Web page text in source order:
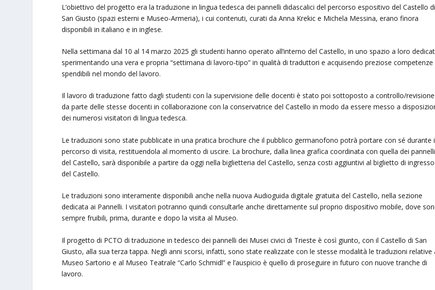
L’obiettivo del progetto era la traduzione in lingua tedesca dei pannelli didascalici del percorso espositivo del Castello
San Giusto (spazi esterni e Museo-Armeria), i cui contenuti, curati da Anna Krekic e Michela Messina, erano finora
disponibili in italiano e in inglese.
Nella settimana dal 10 al 14 marzo 2025 gli studenti hanno operato all’interno del Castello, in uno spazio a loro
sperimentando una vera e propria “settimana di lavoro-tipo” in qualità di traduttori e acquisendo preziose competenze
spendibili nel mondo del lavoro.
Il lavoro di traduzione fatto dagli studenti con la supervisione delle docenti è stato poi sottoposto a controllo/revisione
da parte delle stesse docenti in collaborazione con la conservatrice del Castello in modo da essere messo a
dei numerosi visitatori di lingua tedesca.
Le traduzioni sono state pubblicate in una pratica brochure che il pubblico germanofono potrà portare con sé durante
percorso di visita, restituendola al momento di uscire. La brochure, dalla linea grafica coordinata con quella dei pannelli
del Castello, sarà disponibile a partire da oggi nella biglietteria del Castello, senza costi aggiuntivi al biglietto di ingresso
del Castello.
Le traduzioni sono interamente disponibili anche nella nuova Audioguida digitale gratuita del Castello, nella sezione
dedicata ai Pannelli. I visitatori potranno quindi consultarle anche direttamente sul proprio dispositivo mobile, dove
sempre fruibili, prima, durante e dopo la visita al Museo.
Il progetto di PCTO di traduzione in tedesco dei pannelli dei Musei civici di Trieste è così giunto, con il Castello di San
Giusto, alla sua terza tappa. Negli anni scorsi, infatti, sono state realizzate con le stesse modalità le traduzioni relative
Museo Sartorio e al Museo Teatrale “Carlo Schmidl” e l’auspicio è quello di proseguire in futuro con nuove tranche di
lavoro.